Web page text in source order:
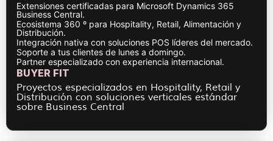
Extensiones certificadas para Microsoft Dynamics 365
Business Central.
Ecosistema 360 º para Hospitality, Retail, Alimentación y
Distribución.
Integración nativa con soluciones POS líderes del mercado.
Soporte a tus clientes de lunes a domingo.
Partner especializado con experiencia internacional.
BUYER FIT
Proyectos especializados en Hospitality, Retail y
Distribución con soluciones verticales estándar
sobre Business Central